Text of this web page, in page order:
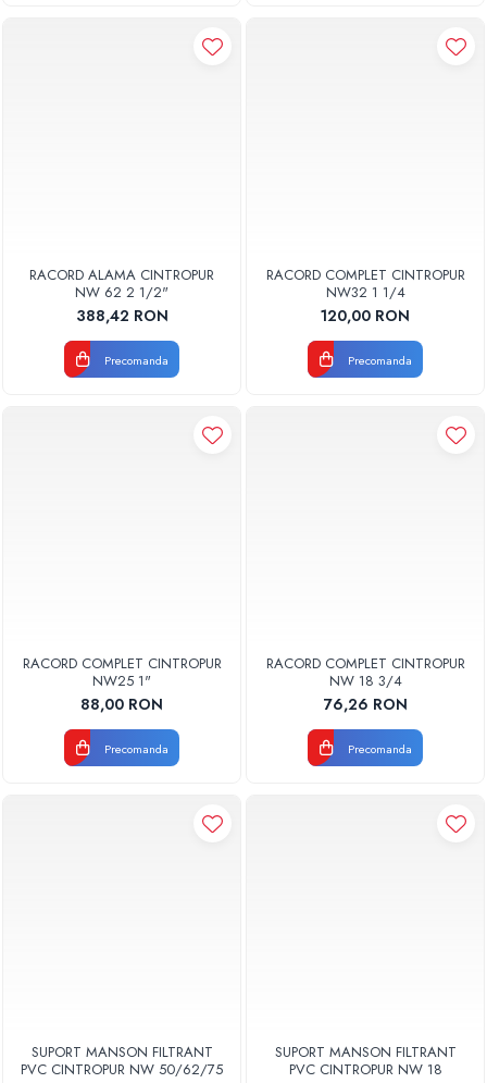
RACORD ALAMA CINTROPUR
NW 62 2 1/2"
388,42 RON
Precomanda
RACORD COMPLET CINTROPUR
NW32 1 1/4
120,00 RON
Precomanda
RACORD COMPLET CINTROPUR
NW25 1"
88,00 RON
Precomanda
RACORD COMPLET CINTROPUR
NW 18 3/4
76,26 RON
Precomanda
SUPORT MANSON FILTRANT
PVC CINTROPUR NW 50/62/75
SUPORT MANSON FILTRANT
PVC CINTROPUR NW 18